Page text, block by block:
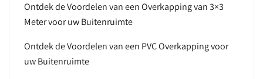
Ontdek de Voordelen van een Overkapping van 3×3
Meter voor uw Buitenruimte
Ontdek de Voordelen van een PVC Overkapping voor
uw Buitenruimte